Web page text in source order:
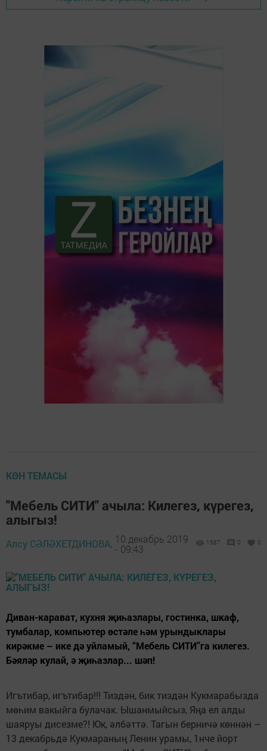
КӨН ТЕМАСЫ
"Мебель СИТИ" ачыла: Килегез, күрегез,
алыгыз!
Алсу СӘЛӘХЕТДИНОВА, 10 декабрь 2019
- 09:43
1587 0 0
Диван-карават, кухня җиһазлары, гостинка, шкаф,
тумбалар, компьютер өстәле һәм урындыклары
кирәкме – ике дә уйламый, “Мебель СИТИ”га килегез.
Бәяләр кулай, ә җиһазлар... шәп!
Игътибар, игътибар!!! Тиздән, бик тиздән Кукмарабызда
мөһим вакыйга булачак. Ышанмыйсыз, Яңа ел алды
шаяруы дисезме?! Юк, әлбәттә. Тагын берничә көннән –
13 декабрьдә Кукмараның Ленин урамы, 1нче йорт